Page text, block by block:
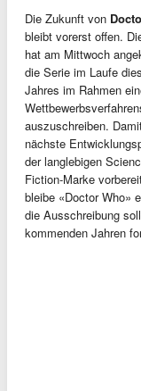
Die Zukunft von
bleibt vorerst offen.
hat am Mittwoch
die Serie im Laufe
Jahres im Rahmen
auszuschreiben.
nächste
der langlebigen
Fiction-Marke
bleibe «Doctor Who»
die Ausschreibung
kommenden Jahren